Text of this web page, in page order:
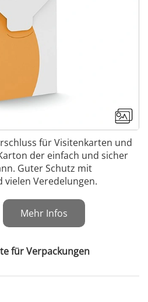
für Visitenkarten und
der einfach und sicher
Guter Schutz mit
Veredelungen.
Mehr Infos
für Verpackungen